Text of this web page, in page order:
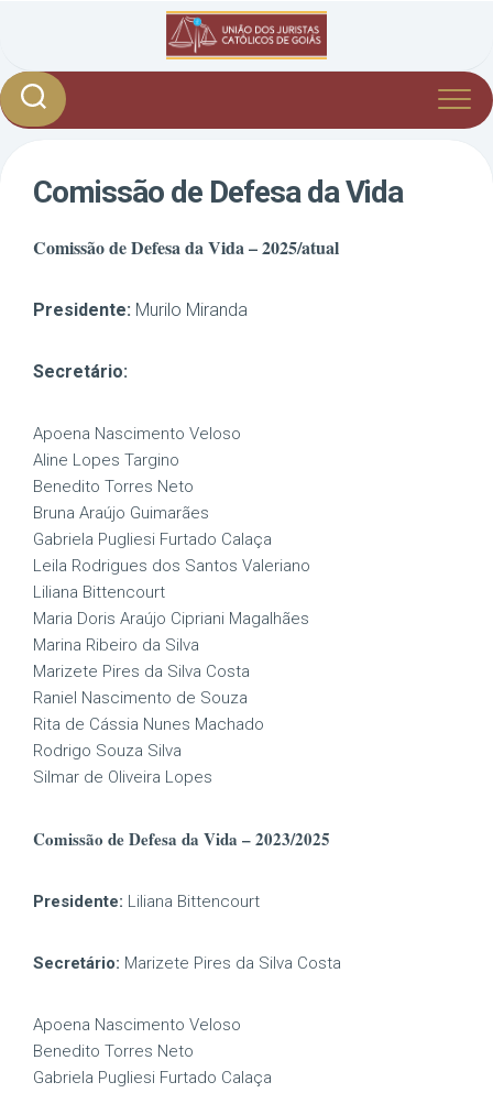
Comissão de Defesa da Vida
Comissão de Defesa da Vida – 2025/atual
Presidente: Murilo Miranda
Secretário:
Apoena Nascimento Veloso
Aline Lopes Targino
Benedito Torres Neto
Bruna Araújo Guimarães
Gabriela Pugliesi Furtado Calaça
Leila Rodrigues dos Santos Valeriano
Liliana Bittencourt
Maria Doris Araújo Cipriani Magalhães
Marina Ribeiro da Silva
Marizete Pires da Silva Costa
Raniel Nascimento de Souza
Rita de Cássia Nunes Machado
Rodrigo Souza Silva
Silmar de Oliveira Lopes
Comissão de Defesa da Vida – 2023/2025
Presidente: Liliana Bittencourt
Secretário: Marizete Pires da Silva Costa
Apoena Nascimento Veloso
Benedito Torres Neto
Gabriela Pugliesi Furtado Calaça